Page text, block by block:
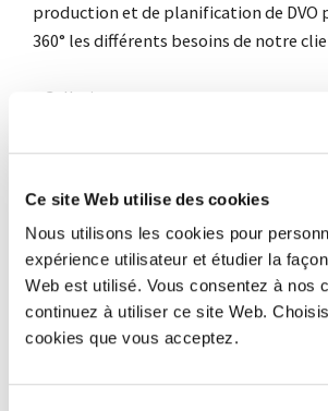
Ce site Web utilise des cookies
Nous utilisons les cookies pour
expérience utilisateur et étudier la
Web est utilisé. Vous consentez à nos
continuez à utiliser ce site Web.
cookies que vous acceptez.
production et de planification de DVO
360° les différents besoins de notre
Gallerie
Partage